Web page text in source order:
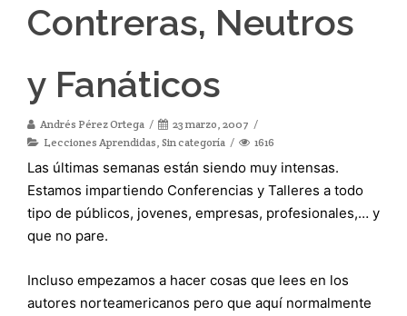
Contreras, Neutros
y Fanáticos
Andrés Pérez Ortega
23 marzo, 2007
Lecciones Aprendidas, Sin categoría 1616
Las últimas semanas están siendo muy intensas.
Estamos impartiendo Conferencias y Talleres a todo
tipo de públicos, jovenes, empresas, profesionales,… y
que no pare.
Incluso empezamos a hacer cosas que lees en los
autores norteamericanos pero que aquí normalmente